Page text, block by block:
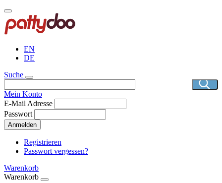
Direkt
zum
Inhalt
EN
DE
Suche
Mein Konto
E-Mail Adresse
Passwort
Anmelden
Registrieren
Passwort vergessen?
Warenkorb
Warenkorb